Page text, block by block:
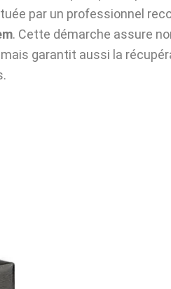
par un professionnel
. Cette démarche assure
garantit aussi la